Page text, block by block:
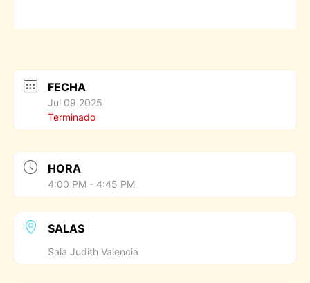
FECHA
Jul 09 2025
Terminado
HORA
4:00 PM - 4:45 PM
SALAS
Sala Judith Valencia